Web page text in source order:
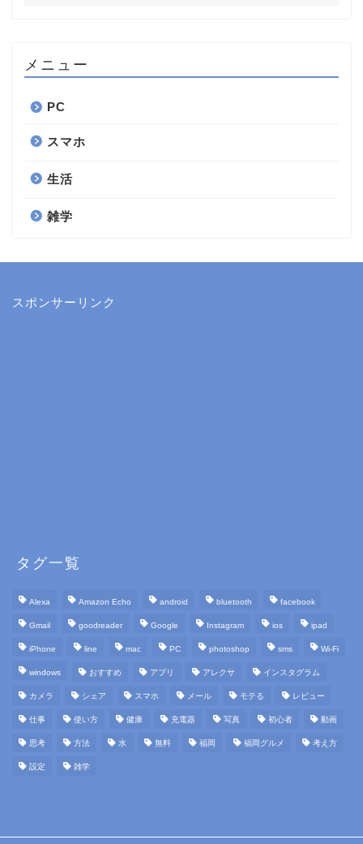
メニュー
PC
スマホ
生活
雑学
スポンサーリンク
タグ一覧
Alexa Amazon Echo android bluetooth facebook
Gmail goodreader Google Instagram ios ipad
iPhone line mac PC photoshop sms Wi-Fi
windows おすすめ アプリ アレクサ インスタグラム
カメラ シェア スマホ メール モテる レビュー
仕事 使い方 健康 充電器 写真 初心者 動画
思考 方法 水 無料 福岡 福岡グルメ 考え方
設定 雑学